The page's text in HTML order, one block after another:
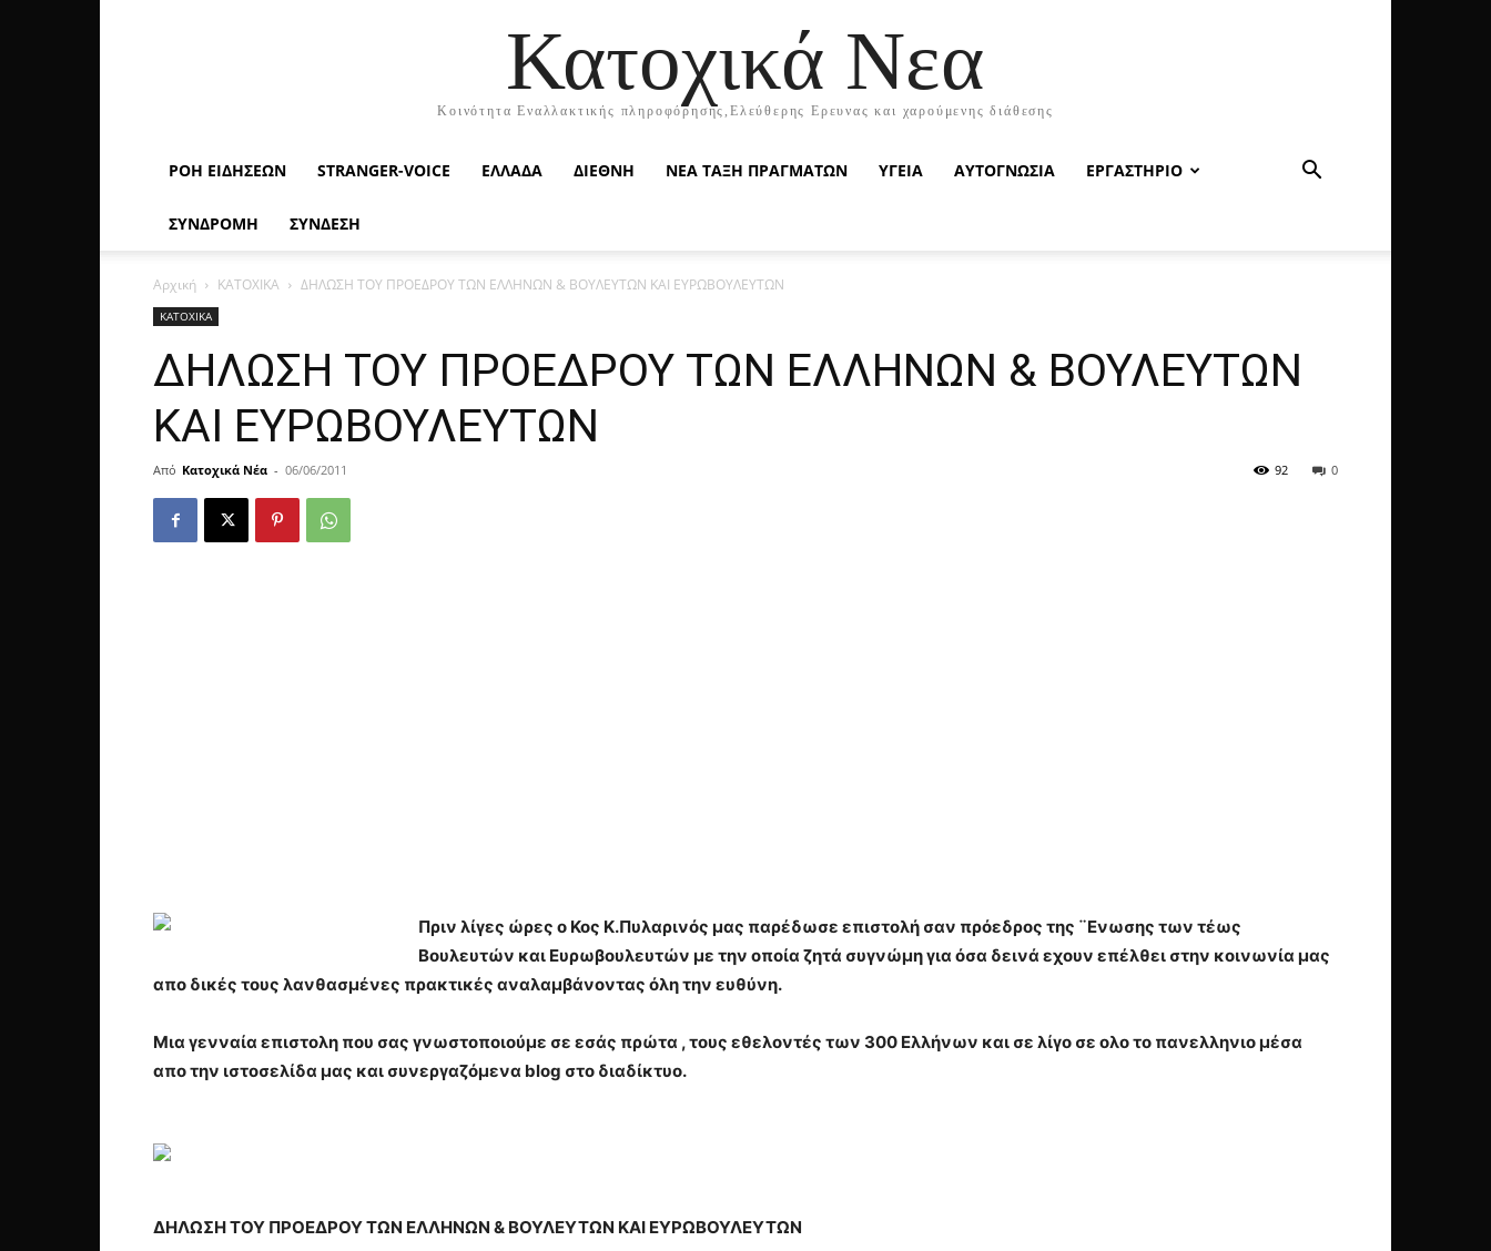
Κατοχικά Νεα
Κοινότητα Εναλλακτικής πληροφόρησης,Ελεύθερης Ερευνας και χαρούμενης διάθεσης
ΡΟΉ ΕΙΔΉΣΕΩΝ STRANGER-VOICE ΕΛΛΑΔΑ ΔΙΕΘΝΗ ΝΕΑ ΤΑΞΗ ΠΡΑΓΜΑΤΩΝ ΥΓΕΙΑ ΑΥΤΟΓΝΩΣΙΑ ΕΡΓΑΣΤΗΡΙΟ
ΣΥΝΔΡΟΜΗ ΣΥΝΔΕΣΗ
Αρχική ΚΑΤΟΧΙΚΑ ΔΗΛΩΣΗ ΤΟΥ ΠΡΟΕΔΡΟΥ ΤΩΝ ΕΛΛΗΝΩΝ & ΒΟΥΛΕΥΤΩΝ ΚΑΙ ΕΥΡΩΒΟΥΛΕΥΤΩΝ
ΚΑΤΟΧΙΚΑ
ΔΗΛΩΣΗ ΤΟΥ ΠΡΟΕΔΡΟΥ ΤΩΝ ΕΛΛΗΝΩΝ & ΒΟΥΛΕΥΤΩΝ
ΚΑΙ ΕΥΡΩΒΟΥΛΕΥΤΩΝ
Από Κατοχικά Νέα - 06/06/2011 0
92
Πριν λίγες ώρες ο Κος Κ.Πυλαρινός μας παρέδωσε επιστολή σαν πρόεδρος της ¨Ενωσης των τέως
Βουλευτών και Ευρωβουλευτών με την οποία ζητά συγνώμη για όσα δεινά εχουν επέλθει στην κοινωνία μας
απο δικές τους λανθασμένες πρακτικές αναλαμβάνοντας όλη την ευθύνη.
Μια γενναία επιστολη που σας γνωστοποιούμε σε εσάς πρώτα , τους εθελοντές των 300 Ελλήνων και σε λίγο σε ολο το πανελληνιο μέσα
απο την ιστοσελίδα μας και συνεργαζόμενα blog στο διαδίκτυο.
ΔΗΛΩΣΗ ΤΟΥ ΠΡΟΕΔΡΟΥ ΤΩΝ ΕΛΛΗΝΩΝ & ΒΟΥΛΕΥΤΩΝ ΚΑΙ ΕΥΡΩΒΟΥΛΕΥΤΩΝ